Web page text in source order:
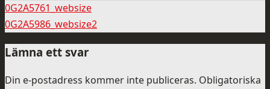
0G2A5761_websize
0G2A5986_websize2
Lämna ett svar
Din e-postadress kommer inte publiceras. Obligatoriska